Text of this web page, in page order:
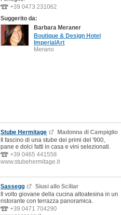
+39 0473 231062
Suggerito da:
Barbara Meraner
Boutique & Design Hotel
ImperialArt
Merano
Stube Hermitage
Madonna di Campiglio
Il fascino di una stube dei primi del '900,
pane e dolci fatti in casa e vini selezionati.
+39 0465 441558
www.stubehermitage.it
Sassegg
Siusi allo Sciliar
Il volto giovane della cucina altoatesina in un
ristorante con terrazza panoramica.
+39 0471 704290